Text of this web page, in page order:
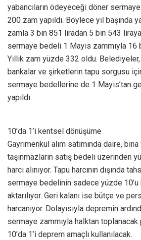
yabancıların ödeyeceği döner
200 zam yapıldı. Böylece yıl başında
zamla 3 bin 851 liradan 5 bin 543 liraya
sermaye bedeli 1 Mayıs zammıyla 16
Yıllık zam yüzde 332 oldu. Belediyeler,
bankalar ve şirketlerin tapu sorgusu
sermaye bedellerine de 1 Mayıs’tan
yapıldı.
10’da 1’i kentsel dönüşüme
Gayrimenkul alım satımında daire,
taşınmazların satış bedeli üzerinden
harcı alınıyor. Tapu harcının dışında
sermaye bedelinin sadece yüzde
aktarılıyor. Geri kalanı ise bütçe ve
harcanıyor. Dolayısıyla depremin
sermaye zammıyla halktan toplanacak
10’da 1’i deprem amaçlı kullanılacak.